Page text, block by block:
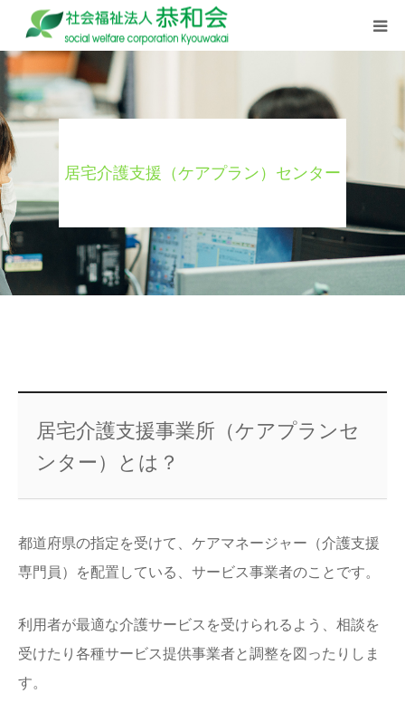
居宅介護支援（ケアプラン）センター
居宅介護支援事業所（ケアプランセ
ンター）とは？
都道府県の指定を受けて、ケアマネージャー（介護支援
専門員）を配置している、サービス事業者のことです。
利用者が最適な介護サービスを受けられるよう、相談を
受けたり各種サービス提供事業者と調整を図ったりしま
す。
ごあいさつ
施設概要
事業紹介
情報公開